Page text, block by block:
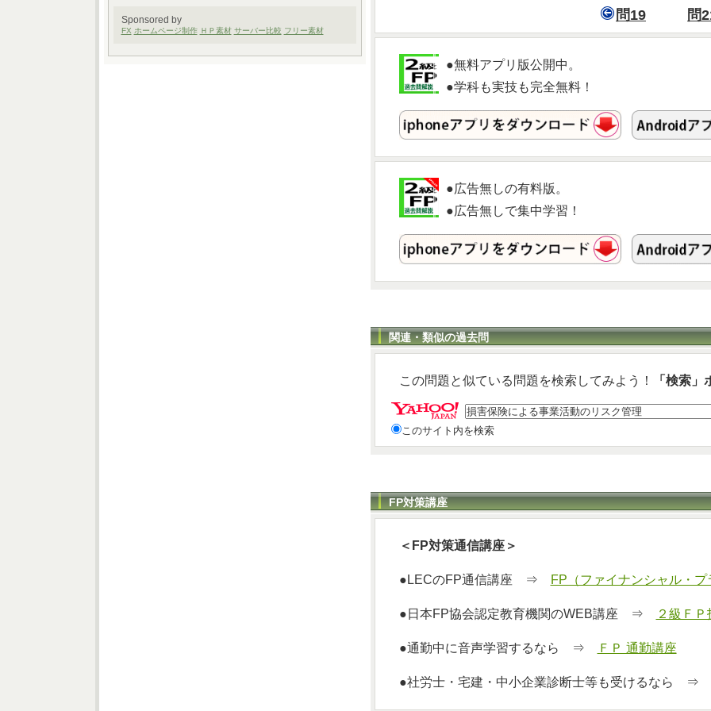
問19 問
●無料アプリ版公開中。
●学科も実技も完全無料！
●広告無しの有料版。
●広告無しで集中学習！
関連・類似の過去問
この問題と似ている問題を検索してみよう！ 「検索
このサイト内を検索
FP対策講座
＜FP対策通信講座＞
●LECのFP通信講座 ⇒ FP（ファイナンシャル・
●日本FP協会認定教育機関のWEB講座 ⇒ ２級ＦＰ
●通勤中に音声学習するなら ⇒ ＦＰ 通勤講座
●社労士・宅建・中小企業診断士等も受けるなら ⇒
Sponsored by
FX ホームページ制作 ＨＰ素材 サーバー比較 フリー素材